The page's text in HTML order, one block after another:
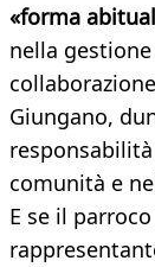
«forma
nella
Giungano,
comunità e
E se il